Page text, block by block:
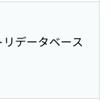
データベース